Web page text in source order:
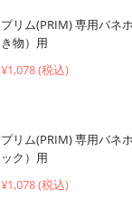
プリム(PRIM) 専用バネ
き物）用
¥1,078 (税込)
プリム(PRIM) 専用バネ
ック）用
¥1,078 (税込)